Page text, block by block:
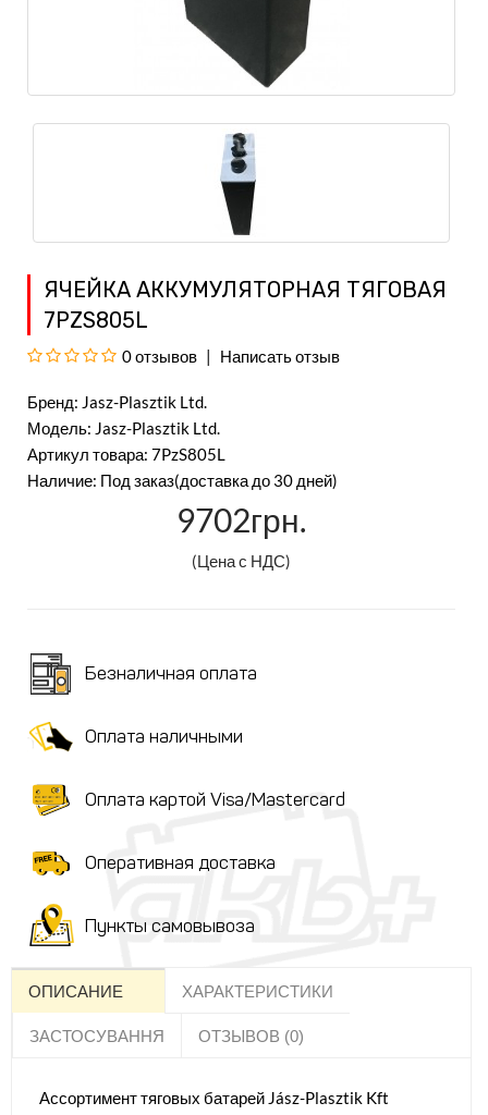
ЯЧЕЙКА АККУМУЛЯТОРНАЯ ТЯГОВАЯ
7PZS805L
0 отзывов Написать отзыв
Бренд: Jasz-Plasztik Ltd.
Модель: Jasz-Plasztik Ltd.
Артикул товара: 7PzS805L
Наличие: Под заказ(доставка до 30 дней)
9702грн.
(Цена с НДС)
Безналичная оплата
Оплата наличными
Оплата картой Visa/Mastercard
Оперативная доставка
Пункты самовывоза
ОПИСАНИЕ ХАРАКТЕРИСТИКИ
ЗАСТОСУВАННЯ ОТЗЫВОВ (0)
Ассортимент тяговых батарей Jász-Plasztik Kft